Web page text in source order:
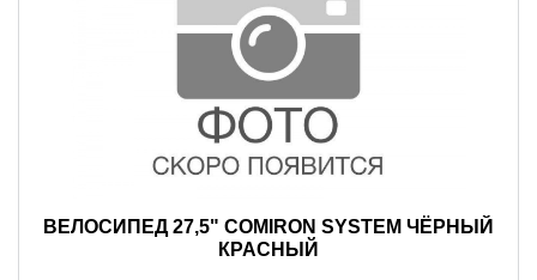
ВЕЛОСИПЕД 27,5" COMIRON SYSTEM ЧЁРНЫЙ
КРАСНЫЙ